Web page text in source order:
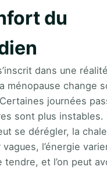
du
dans une
ménopause change
journées
sont plus instables.
se dérégler, la
l’énergie
tendre, et l’on peut